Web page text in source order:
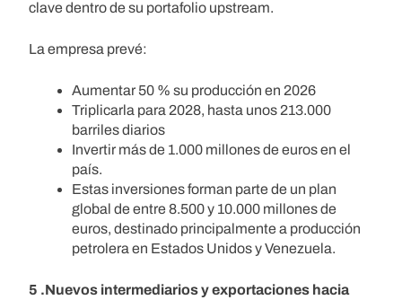
clave dentro de su portafolio upstream.
La empresa prevé:
Aumentar 50 % su producción en 2026
Triplicarla para 2028, hasta unos 213.000
barriles diarios
Invertir más de 1.000 millones de euros en el
país.
Estas inversiones forman parte de un plan
global de entre 8.500 y 10.000 millones de
euros, destinado principalmente a producción
petrolera en Estados Unidos y Venezuela.
5 .Nuevos intermediarios y exportaciones hacia